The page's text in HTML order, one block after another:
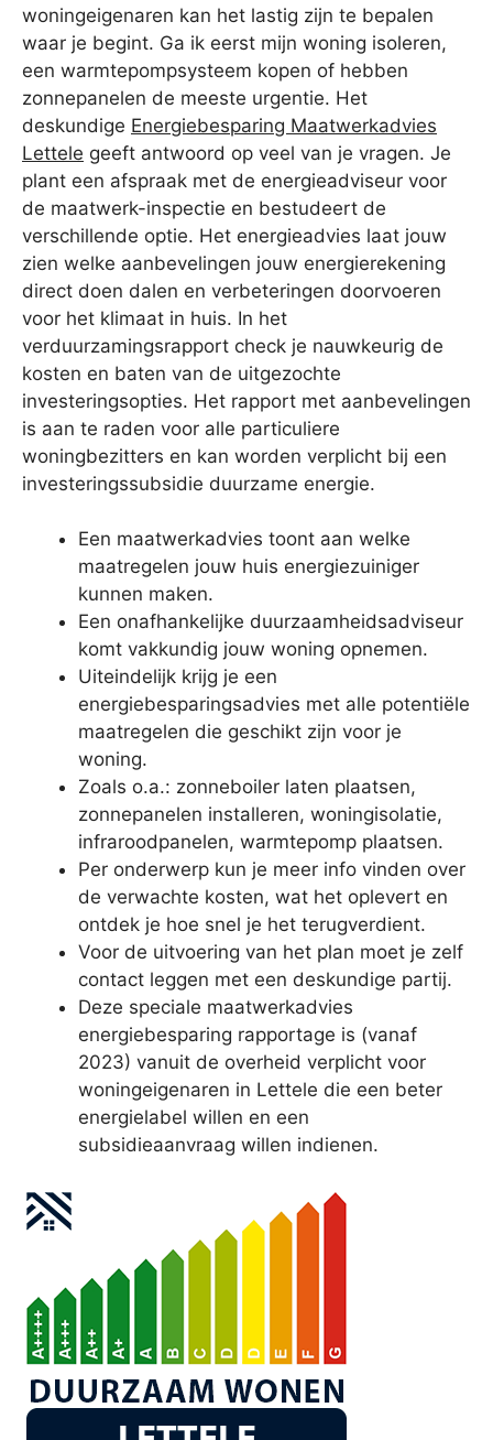
woningeigenaren kan het lastig zijn te bepalen
waar je begint. Ga ik eerst mijn woning isoleren,
een warmtepompsysteem kopen of hebben
zonnepanelen de meeste urgentie. Het
deskundige Energiebesparing Maatwerkadvies
Lettele geeft antwoord op veel van je vragen. Je
plant een afspraak met de energieadviseur voor
de maatwerk-inspectie en bestudeert de
verschillende optie. Het energieadvies laat jouw
zien welke aanbevelingen jouw energierekening
direct doen dalen en verbeteringen doorvoeren
voor het klimaat in huis. In het
verduurzamingsrapport check je nauwkeurig de
kosten en baten van de uitgezochte
investeringsopties. Het rapport met aanbevelingen
is aan te raden voor alle particuliere
woningbezitters en kan worden verplicht bij een
investeringssubsidie duurzame energie.
Een maatwerkadvies toont aan welke
maatregelen jouw huis energiezuiniger
kunnen maken.
Een onafhankelijke duurzaamheidsadviseur
komt vakkundig jouw woning opnemen.
Uiteindelijk krijg je een
energiebesparingsadvies met alle potentiële
maatregelen die geschikt zijn voor je
woning.
Zoals o.a.: zonneboiler laten plaatsen,
zonnepanelen installeren, woningisolatie,
infraroodpanelen, warmtepomp plaatsen.
Per onderwerp kun je meer info vinden over
de verwachte kosten, wat het oplevert en
ontdek je hoe snel je het terugverdient.
Voor de uitvoering van het plan moet je zelf
contact leggen met een deskundige partij.
Deze speciale maatwerkadvies
energiebesparing rapportage is (vanaf
2023) vanuit de overheid verplicht voor
woningeigenaren in Lettele die een beter
energielabel willen en een
subsidieaanvraag willen indienen.